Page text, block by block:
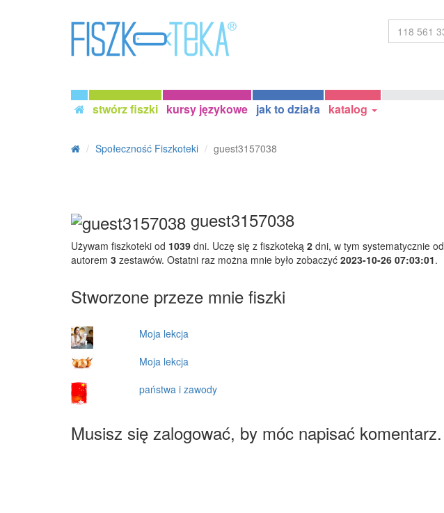
stwórz fiszki kursy językowe jak to działa katalog
Społeczność Fiszkoteki guest3157038
guest3157038
Używam fiszkoteki od 1039 dni. Uczę się z fiszkoteką 2 dni, w tym systematycznie od
autorem 3 zestawów. Ostatni raz można mnie było zobaczyć 2023-10-26 07:03:01.
Stworzone przeze mnie fiszki
Moja lekcja
Moja lekcja
państwa i zawody
Musisz się zalogować, by móc napisać komentarz.